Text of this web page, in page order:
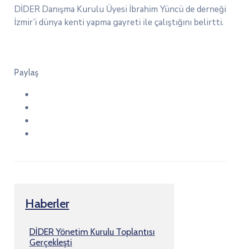
Haberler
DİDER Yönetim Kurulu Toplantısı
Gerçekleşti
DİDER Danışma Kurulu Üyesi İbrahim Yüncü de
İzmir’i dünya kenti yapma gayreti ile çalıştığını belirtti.
Paylaş